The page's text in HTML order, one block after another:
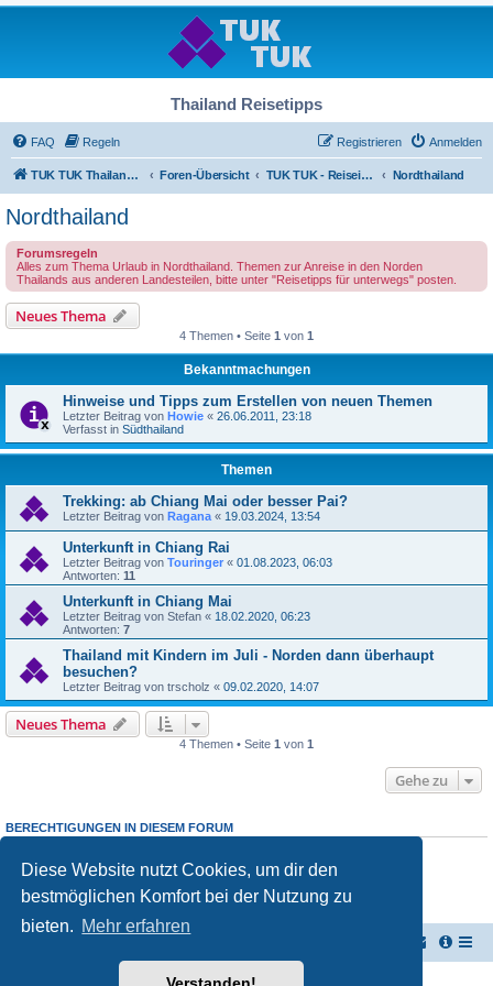
Diese Website nutzt Cookies, um dir den
bestmöglichen Komfort bei der Nutzung zu
bieten. Mehr erfahren
Thailand Reisetipps
FAQ Regeln Anmelden
Registrieren
TUK TUK Thailand Reisetipps Foren-Übersicht TUK TUK - Reiseinfos - Thailand Regional Nordthailand
Nordthailand
Forumsregeln
Alles zum Thema Urlaub in Nordthailand. Themen zur Anreise in den Norden
Thailands aus anderen Landesteilen, bitte unter "Reisetipps für unterwegs" posten.
Neues Thema
4 Themen • Seite 1 von 1
Bekanntmachungen
Hinweise und Tipps zum Erstellen von neuen Themen
Letzter Beitrag von Howie « 26.06.2011, 23:18
Verfasst in Südthailand
Themen
Trekking: ab Chiang Mai oder besser Pai?
Letzter Beitrag von Ragana « 19.03.2024, 13:54
Unterkunft in Chiang Rai
Letzter Beitrag von Touringer « 01.08.2023, 06:03
Antworten: 11
Unterkunft in Chiang Mai
Letzter Beitrag von Stefan « 18.02.2020, 06:23
Antworten: 7
Thailand mit Kindern im Juli - Norden dann überhaupt
besuchen?
Letzter Beitrag von trscholz « 09.02.2020, 14:07
Neues Thema
4 Themen • Seite 1 von 1
Gehe zu
BERECHTIGUNGEN IN DIESEM FORUM
Du darfst keineAntworten zu Themen in diesem Forum erstellen.
Du darfst deine Beiträge in diesem Forumnichtändern.
Du darfst deine Beiträge in diesem Forum nicht löschen.
keine
Powered byphpBB® Forum Software © phpBB Limited